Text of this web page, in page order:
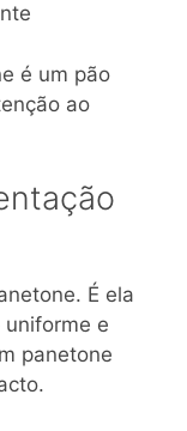
é um pão
ao
É ela
e
panetone